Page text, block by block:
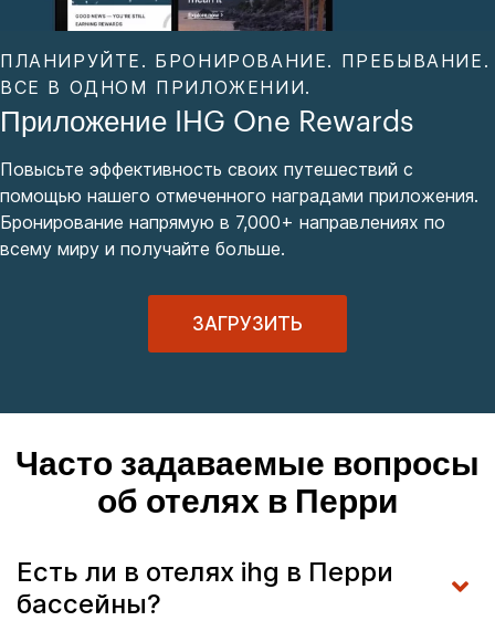
ПЛАНИРУЙТЕ. БРОНИРОВАНИЕ. ПРЕБЫВАНИЕ.
ВСЕ В ОДНОМ ПРИЛОЖЕНИИ.
Приложение IHG One Rewards
Повысьте эффективность своих путешествий с
помощью нашего отмеченного наградами приложения.
Бронирование напрямую в 7,000+ направлениях по
всему миру и получайте больше.
ЗАГРУЗИТЬ
Часто задаваемые вопросы
об отелях в Перри
Есть ли в отелях ihg в Перри
бассейны?